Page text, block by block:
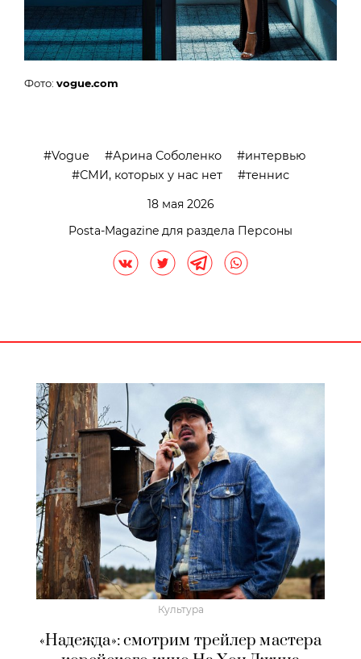
Фото: vogue.com
Vogue Арина Соболенко
интервью
СМИ, которых у нас нет
теннис
18 мая 2026
Posta-Magazine для раздела Персоны
Культура
«Надежда»: смотрим трейлер мастера